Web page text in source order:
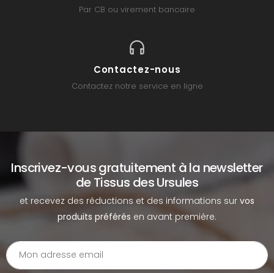
Par CB ou virement bancaire
Contactez-nous
Contactez notre service en ligne
Inscrivez-vous gratuitement à la newsletter
de Tissus des Ursules
et recevez des réductions et des informations sur vos
produits préférés en avant première.